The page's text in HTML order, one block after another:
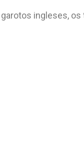
garotos ingleses,